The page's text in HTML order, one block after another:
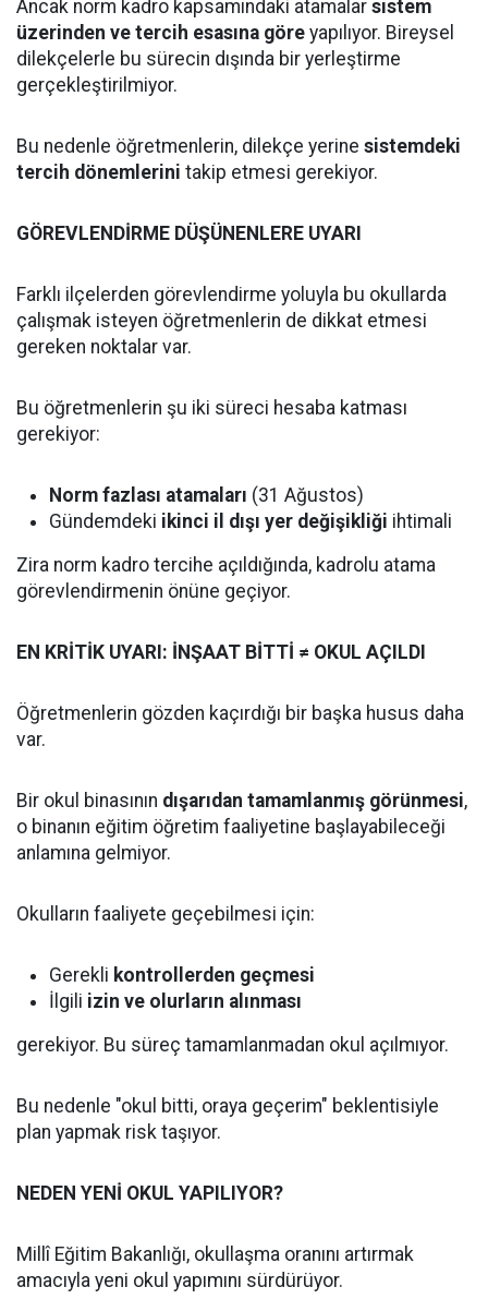
Ancak norm kadro kapsamındaki atamalar sistem
üzerinden ve tercih esasına göre yapılıyor. Bireysel
dilekçelerle bu sürecin dışında bir yerleştirme
gerçekleştirilmiyor.
Bu nedenle öğretmenlerin, dilekçe yerine sistemdeki
tercih dönemlerini takip etmesi gerekiyor.
GÖREVLENDİRME DÜŞÜNENLERE UYARI
Farklı ilçelerden görevlendirme yoluyla bu okullarda
çalışmak isteyen öğretmenlerin de dikkat etmesi
gereken noktalar var.
Bu öğretmenlerin şu iki süreci hesaba katması
gerekiyor:
Norm fazlası atamaları (31 Ağustos)
Gündemdeki ikinci il dışı yer değişikliği ihtimali
Zira norm kadro tercihe açıldığında, kadrolu atama
görevlendirmenin önüne geçiyor.
EN KRİTİK UYARI: İNŞAAT BİTTİ ≠ OKUL AÇILDI
Öğretmenlerin gözden kaçırdığı bir başka husus daha
var.
Bir okul binasının dışarıdan tamamlanmış görünmesi,
o binanın eğitim öğretim faaliyetine başlayabileceği
anlamına gelmiyor.
Okulların faaliyete geçebilmesi için:
Gerekli kontrollerden geçmesi
İlgili izin ve olurların alınması
gerekiyor. Bu süreç tamamlanmadan okul açılmıyor.
Bu nedenle "okul bitti, oraya geçerim" beklentisiyle
plan yapmak risk taşıyor.
NEDEN YENİ OKUL YAPILIYOR?
Millî Eğitim Bakanlığı, okullaşma oranını artırmak
amacıyla yeni okul yapımını sürdürüyor.